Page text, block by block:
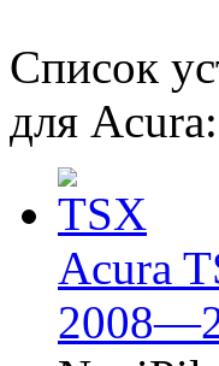
Список
для Acura:
Acura